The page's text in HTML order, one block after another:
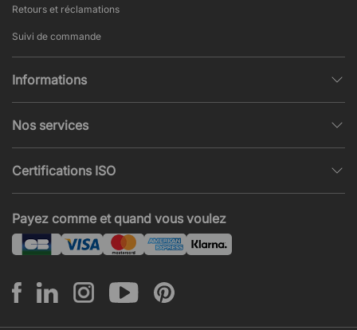
Retours et réclamations
Suivi de commande
Informations
Pages populaires
Nos services
Montage
Payez comme et quand vous voulez
Certifications ISO
ISO 14001
ISO 45001